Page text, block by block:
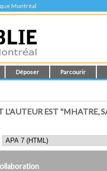
Montréal
Déposer Parcourir
EST "MHATRE,